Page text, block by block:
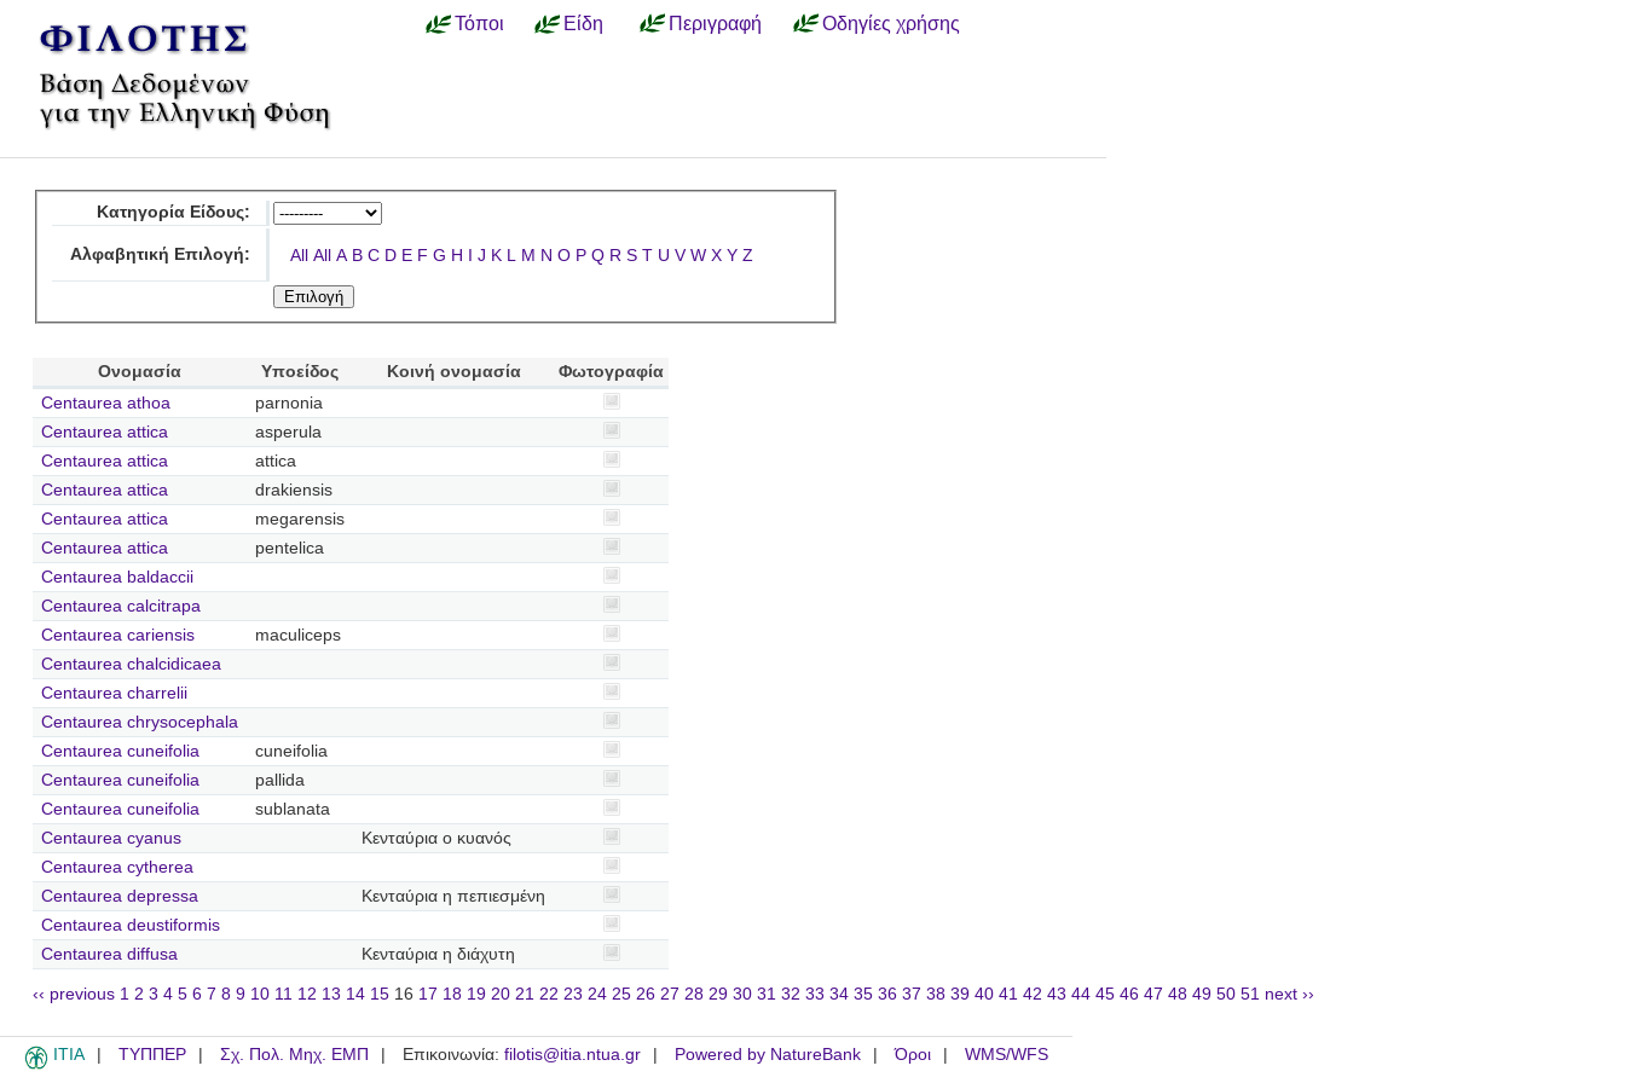
Τόποι Είδη Περιγραφή Οδηγίες χρήσης
Κατηγορία Είδους:
Αλφαβητική Επιλογή: All All A B C D E F G H I J K L M N O P Q R S T U V W X Y Z
Ονομασία Υποείδος Κοινή ονομασία
Φωτογραφία
Centaurea athoa
parnonia
Centaurea attica
asperula
Centaurea attica
attica
Centaurea attica
drakiensis
Centaurea attica
megarensis
Centaurea attica
pentelica
Centaurea baldaccii
Centaurea calcitrapa
Centaurea cariensis
maculiceps
Centaurea chalcidicaea
Centaurea charrelii
Centaurea chrysocephala
Centaurea cuneifolia
cuneifolia
Centaurea cuneifolia
pallida
Centaurea cuneifolia
sublanata
Centaurea cyanus
Κενταύρια ο κυανός
Centaurea cytherea
Centaurea depressa
Κενταύρια η πεπιεσμένη
Centaurea deustiformis
Centaurea diffusa
Κενταύρια η διάχυτη
‹‹ previous 1 2 3 4 5 6 7 8 9 10 11 12 13 14 15 16 17 18 19 20 21 22 23 24 25 26 27 28 29 30 31 32 33 34 35 36 37 38 39 40 41 42 43 44 45 46 47 48 49 50 51 next ››
ITIA ΤΥΠΠΕΡ Σχ. Πολ. Μηχ. ΕΜΠ Επικοινωνία: filotis@itia.ntua.gr Powered by NatureBank Όροι WMS/WFS